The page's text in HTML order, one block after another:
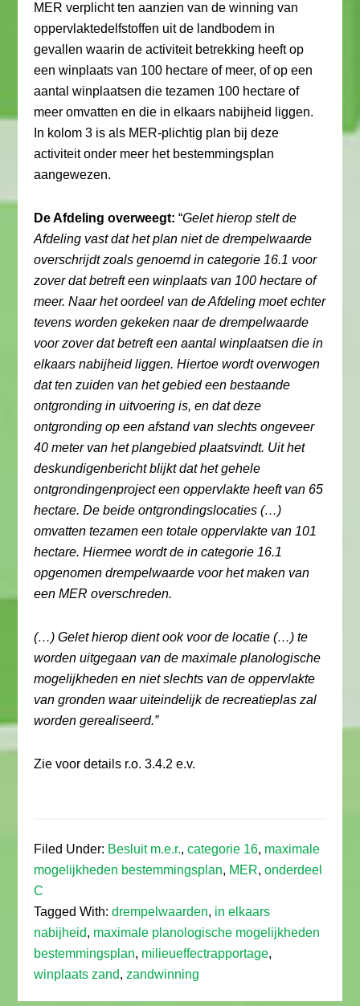
MER verplicht ten aanzien van de winning van
oppervlaktedelfstoffen uit de landbodem in
gevallen waarin de activiteit betrekking heeft op
een winplaats van 100 hectare of meer, of op een
aantal winplaatsen die tezamen 100 hectare of
meer omvatten en die in elkaars nabijheid liggen.
In kolom 3 is als MER-plichtig plan bij deze
activiteit onder meer het bestemmingsplan
aangewezen.
De Afdeling overweegt: “Gelet hierop stelt de
Afdeling vast dat het plan niet de drempelwaarde
overschrijdt zoals genoemd in categorie 16.1 voor
zover dat betreft een winplaats van 100 hectare of
meer. Naar het oordeel van de Afdeling moet echter
tevens worden gekeken naar de drempelwaarde
voor zover dat betreft een aantal winplaatsen die in
elkaars nabijheid liggen. Hiertoe wordt overwogen
dat ten zuiden van het gebied een bestaande
ontgronding in uitvoering is, en dat deze
ontgronding op een afstand van slechts ongeveer
40 meter van het plangebied plaatsvindt. Uit het
deskundigenbericht blijkt dat het gehele
ontgrondingenproject een oppervlakte heeft van 65
hectare. De beide ontgrondingslocaties (…)
omvatten tezamen een totale oppervlakte van 101
hectare. Hiermee wordt de in categorie 16.1
opgenomen drempelwaarde voor het maken van
een MER overschreden.
(…) Gelet hierop dient ook voor de locatie (…) te
worden uitgegaan van de maximale planologische
mogelijkheden en niet slechts van de oppervlakte
van gronden waar uiteindelijk de recreatieplas zal
worden gerealiseerd.”
Zie voor details r.o. 3.4.2 e.v.
Filed Under: Besluit m.e.r.,categorie 16, maximale
mogelijkheden bestemmingsplan, MER,onderdeel
C
Tagged With:drempelwaarden, in elkaars
nabijheid, maximale planologische mogelijkheden
bestemmingsplan, milieueffectrapportage,
winplaats zand,zandwinning